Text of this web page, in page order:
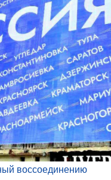
воссоединению